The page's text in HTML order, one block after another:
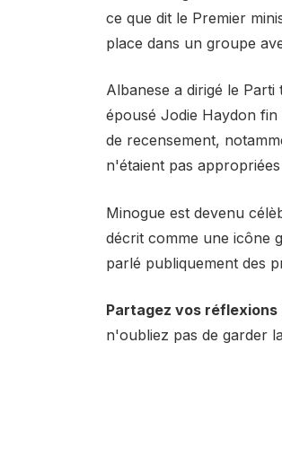
ce que dit le Premier
place dans un groupe
Albanese a dirigé le
épousé Jodie Haydon
de recensement,
n'étaient pas
Minogue est devenu
décrit comme une icône
parlé publiquement des
Partagez vos réflexions
n'oubliez pas de garder